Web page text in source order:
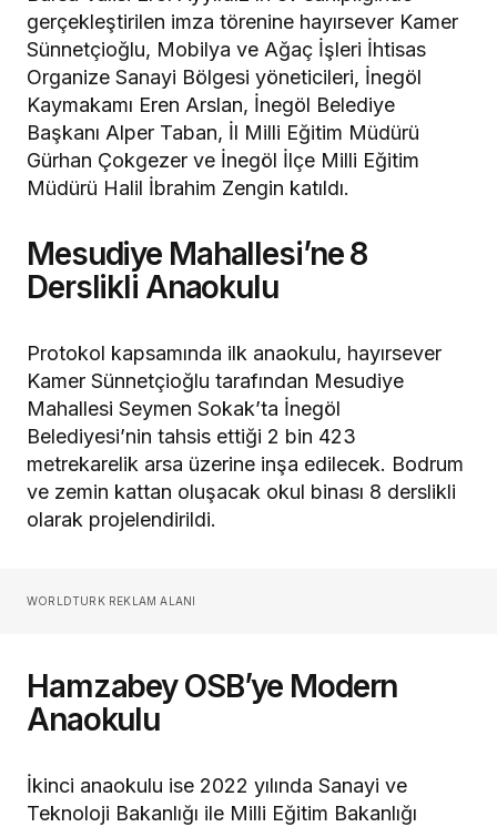
gerçekleştirilen imza törenine hayırsever Kamer
Sünnetçioğlu, Mobilya ve Ağaç İşleri İhtisas
Organize Sanayi Bölgesi yöneticileri, İnegöl
Kaymakamı Eren Arslan, İnegöl Belediye
Başkanı Alper Taban, İl Milli Eğitim Müdürü
Gürhan Çokgezer ve İnegöl İlçe Milli Eğitim
Müdürü Halil İbrahim Zengin katıldı.
Mesudiye Mahallesi’ne 8
Derslikli Anaokulu
Protokol kapsamında ilk anaokulu, hayırsever
Kamer Sünnetçioğlu tarafından Mesudiye
Mahallesi Seymen Sokak’ta İnegöl
Belediyesi’nin tahsis ettiği 2 bin 423
metrekarelik arsa üzerine inşa edilecek. Bodrum
ve zemin kattan oluşacak okul binası 8 derslikli
olarak projelendirildi.
WORLDTURK REKLAM ALANI
Hamzabey OSB’ye Modern
Anaokulu
İkinci anaokulu ise 2022 yılında Sanayi ve
Teknoloji Bakanlığı ile Milli Eğitim Bakanlığı